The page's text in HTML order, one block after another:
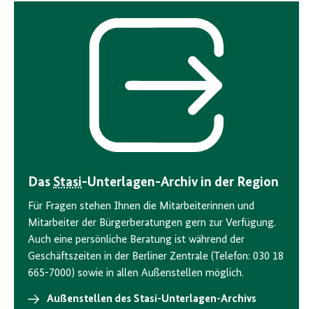
Interner
Das Stasi-Unterlagen-Archiv in der Region
Für Fragen stehen Ihnen die Mitarbeiterinnen und
Mitarbeiter der Bürgerberatungen gern zur Verfügung.
Auch eine persönliche Beratung ist während der
Geschäftszeiten in der Berliner Zentrale (Telefon: 030 18
665-7000) sowie in allen Außenstellen möglich.
Außenstellen des Stasi-Unterlagen-Archivs